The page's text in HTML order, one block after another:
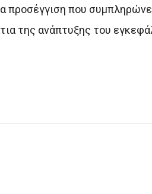
προσέγγιση που
της ανάπτυξης του